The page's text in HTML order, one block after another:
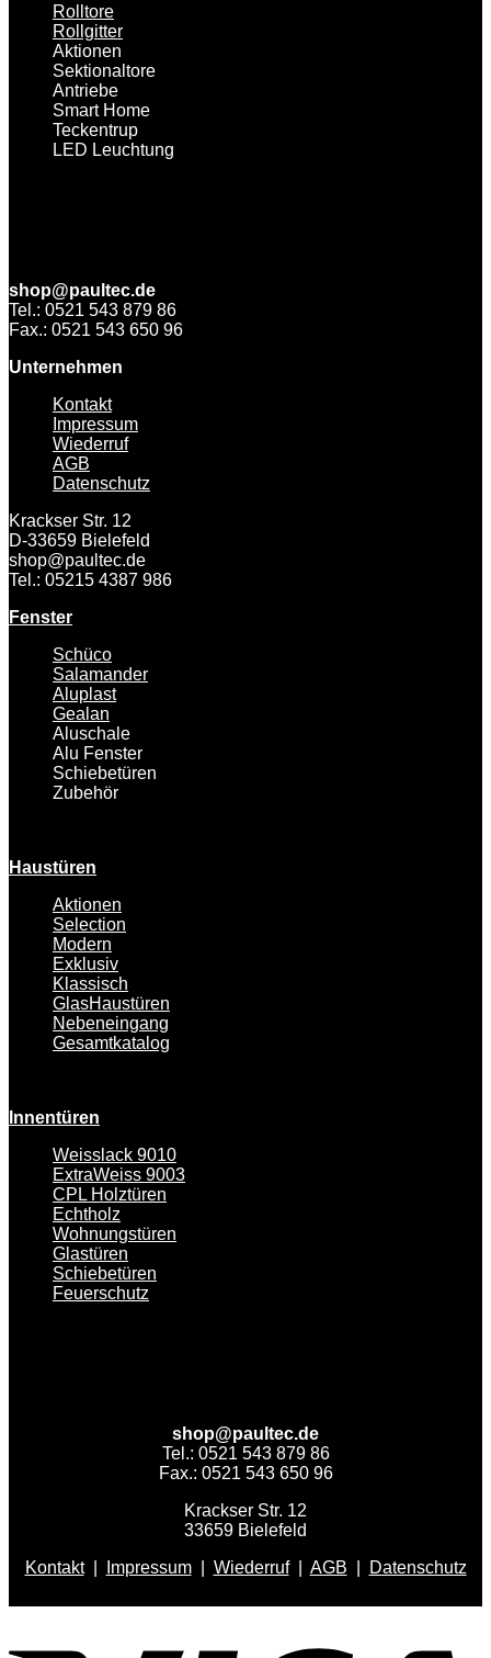
Rolltore
Rollgitter
Aktionen
Sektionaltore
Antriebe
Smart Home
Teckentrup
LED Leuchtung
shop@paultec.de
Tel.: 0521 543 879 86
Fax.: 0521 543 650 96
Unternehmen
Kontakt
Impressum
Wiederruf
AGB
Datenschutz
Krackser Str. 12
D-33659 Bielefeld
shop@paultec.de
Tel.: 05215 4387 986
Fenster
Schüco
Salamander
Aluplast
Gealan
Aluschale
Alu Fenster
Schiebetüren
Zubehör
Haustüren
Aktionen
Selection
Modern
Exklusiv
Klassisch
GlasHaustüren
Nebeneingang
Gesamtkatalog
Innentüren
Weisslack 9010
ExtraWeiss 9003
CPL Holztüren
Echtholz
Wohnungstüren
Glastüren
Schiebetüren
Feuerschutz
shop@paultec.de
Tel.: 0521 543 879 86
Fax.: 0521 543 650 96
Krackser Str. 12
33659 Bielefeld
Kontakt| Impressum| Wiederruf| AGB Datenschutz